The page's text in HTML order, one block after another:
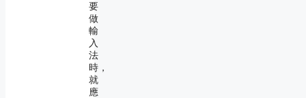
要
做
輸
入
法
時，
就
應